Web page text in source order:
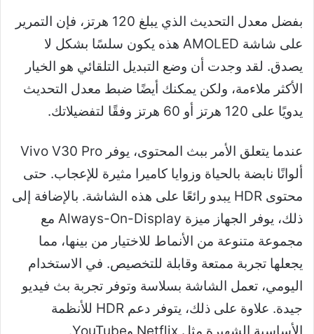
بفضل معدل التحديث الذي يبلغ 120 هرتز، فإن التمرير
على شاشة AMOLED هذه يكون سلسًا بشكل لا
يصدق. لقد وجدت أن وضع التبديل التلقائي هو الخيار
الأكثر ملاءمة، ولكن يمكنك أيضًا ضبط معدل التحديث
يدويًا على 120 هرتز أو 60 هرتز وفقًا لتفضيلاتك.
عندما يتعلق الأمر ببث المحتوى، يوفر Vivo V30 Pro
ألوانًا نابضة بالحياة وزوايا كاميرا مثيرة للإعجاب. حتى
محتوى HDR يبدو رائعًا على هذه الشاشة. بالإضافة إلى
ذلك، يوفر الجهاز ميزة Always-On-Display مع
مجموعة متنوعة من الأنماط للاختيار من بينها، مما
يجعلها تجربة ممتعة وقابلة للتخصيص. في الاستخدام
اليومي، تعمل الشاشة بسلاسة وتوفر تجربة بث فيديو
جيدة. علاوة على ذلك، يتوفر دعم HDR للأنظمة